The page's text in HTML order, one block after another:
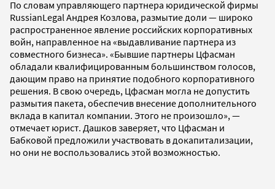
По словам управляющего партнера юридической фирмы
RussianLegal Андрея Козлова, размытие доли — широко
распространенное явление российских корпоративных
войн, направленное на «выдавливание партнера из
совместного бизнеса». «Бывшие партнеры Цфасман
обладали квалифицированным большинством голосов,
дающим право на принятие подобного корпоративного
решения. В свою очередь, Цфасман могла не допустить
размытия пакета, обеспечив внесение дополнительного
вклада в капитал компании. Этого не произошло», —
отмечает юрист. Дашков заверяет, что Цфасман и
Бабковой предложили участвовать в докапитализации,
но они не воспользовались этой возможностью.